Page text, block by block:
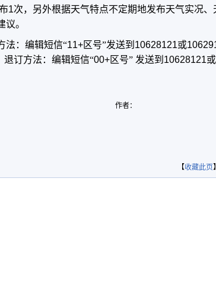
1次，另外根据天气特点不定期地发布天气实况、
。
法：编辑短信“11+区号”发送到 10628121或
退订方法：编辑短信“00+区号” 发送到 10628121或
作者：
【收藏此页